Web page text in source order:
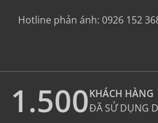
Hotline phản ánh: 0926 152
1.500KHÁCH HÀNG
ĐÃ SỬ DỤNG